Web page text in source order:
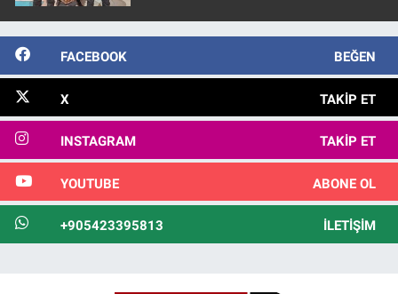
FACEBOOK BEĞEN
X TAKIP ET
INSTAGRAM TAKIP ET
YOUTUBE ABONE OL
+905423395813 İLETIŞIM